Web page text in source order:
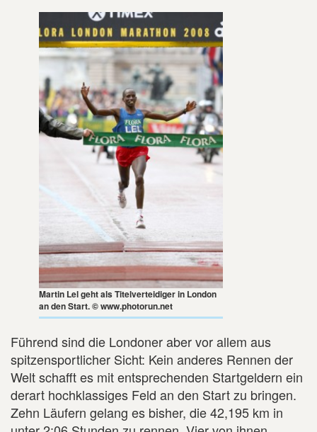
Martin Lel geht als Titelverteidiger in London
an den Start. © www.photorun.net
Führend sind die Londoner aber vor allem aus
spitzensportlicher Sicht: Kein anderes Rennen der
Welt schafft es mit entsprechenden Startgeldern ein
derart hochklassiges Feld an den Start zu bringen.
Zehn Läufern gelang es bisher, die 42,195 km in